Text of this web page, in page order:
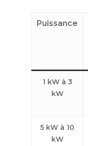
Puissance
1 kW à 3
kW
5 kW à 10
kW